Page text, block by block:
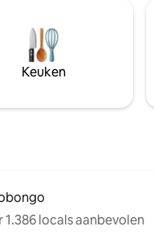
koppels, vakanties en
zonsondergangen. ✨
die je je lang na
van je vakantie zult
Keuken
1.386 locals aanbevolen